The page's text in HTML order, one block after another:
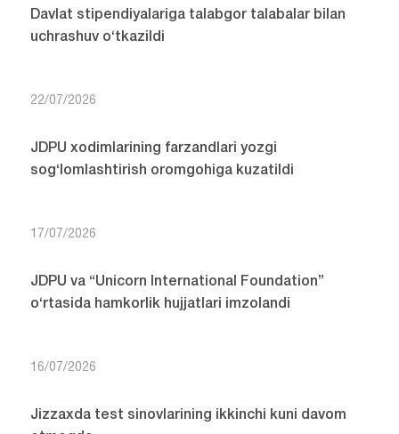
Davlat stipendiyalariga talabgor talabalar bilan
uchrashuv o‘tkazildi
22/07/2026
JDPU xodimlarining farzandlari yozgi
sog‘lomlashtirish oromgohiga kuzatildi
17/07/2026
JDPU va “Unicorn International Foundation”
o‘rtasida hamkorlik hujjatlari imzolandi
16/07/2026
Jizzaxda test sinovlarining ikkinchi kuni davom